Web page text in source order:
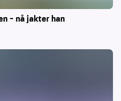
– nå jakter han